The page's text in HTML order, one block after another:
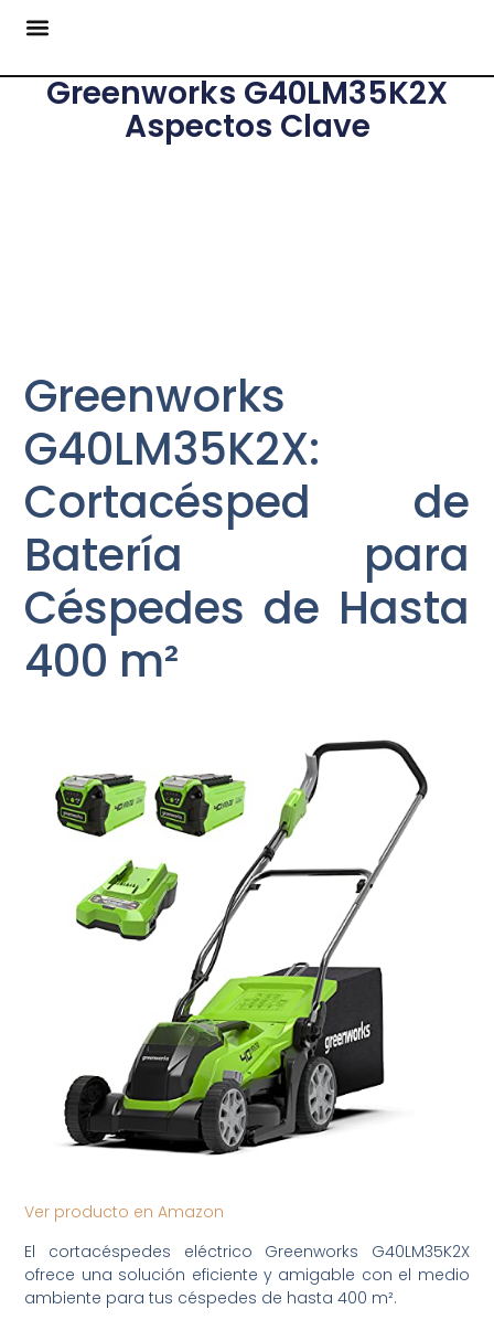
Greenworks G40LM35K2X
Aspectos Clave
Greenworks
G40LM35K2X:
Cortacésped de
Batería para
Céspedes de Hasta
400 m²
Ver producto en Amazon
El cortacéspedes eléctrico Greenworks G40LM35K2X
ofrece una solución eficiente y amigable con el medio
ambiente para tus céspedes de hasta 400 m².